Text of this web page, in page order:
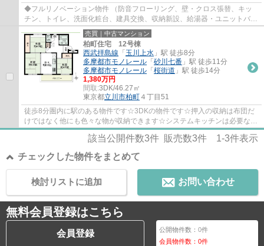
◆フルリノベーション物件 （防音フローリング、壁・クロス張替、キッ
チン、トイレ、洗面化粧台、建具交換、収納新設、給湯器・ユニットバス
交換等） ◆多摩都市モノレール線・西武拝島...
売買｜中古マンション
柏町住宅 12号棟
西武拝島線 「 玉川上水 」駅 徒歩8分
多摩都市モノレール 「 砂川七番 」駅 徒歩11分
多摩都市モノレール 「 桜街道 」駅 徒歩14分
1,380万円
間取:3DK/46.27㎡
東京都立川市柏町 ４丁目51
徒歩8分圏内に駅のある物件です☆3DKの物件です☆押入の収納は布団だ
けではなく他にも色々な物が収納できます☆システムキッチンは必要な物
が組み込まれているため、すぐ調理できます☆毎...
該当公開件数3件 販売数3件 1-3件表示
チェックした物件をまとめて
お問い合わせ
検討リストに追加
無料会員登録はこちら
会員登録 公開物件数：0件
会員物件数：0件